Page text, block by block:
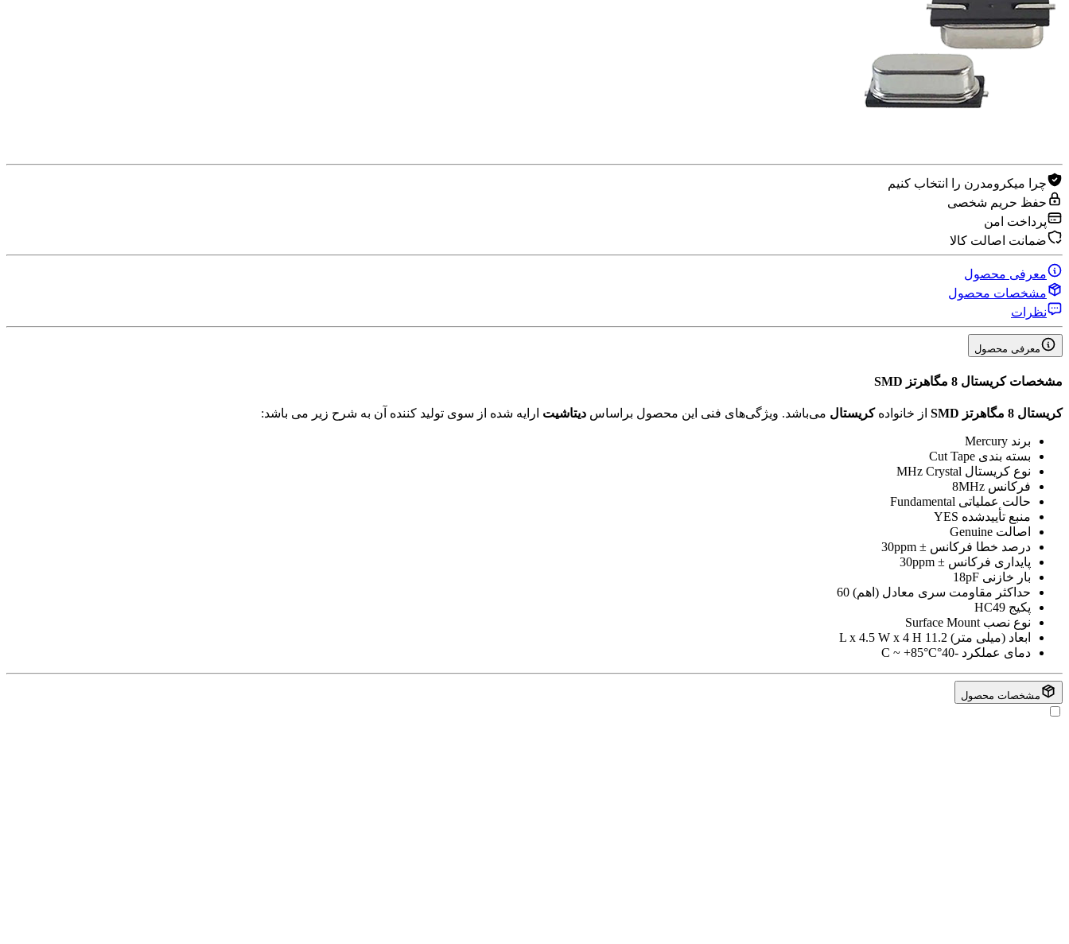
چرا میکرومدرن را انتخاب کنیم
حفظ حریم شخصی
پرداخت امن
ضمانت اصالت کالا
معرفی محصول
مشخصات محصول
نظرات
معرفی محصول
مشخصاتکریستال 8 مگاهرتز SMD
کریستال 8 مگاهرتز SMD از خانوادهکریستال می‌باشد. ویژگی‌های فنی این محصول براساس دیتاشیت ارایه شده از سوی تولید کننده آن به شرح زیر می باشد:
برند Mercury
بسته بندی Cut Tape
نوع کریستال MHz Crystal
فرکانس 8MHz
حالت عملیاتی Fundamental
منبع تأیید‌شده YES
اصالت Genuine
درصد خطا فرکانس ± 30ppm
پایداری فرکانس ± 30ppm
بار خازنی 18pF
حداکثر مقاومت سری معادل (اهم) 60
پکیج HC49
نوع نصب Surface Mount
ابعاد (میلی متر) 11.2 L x 4.5 W x 4 H
دمای عملکرد -40°C ~ +85°C
مشخصات محصول